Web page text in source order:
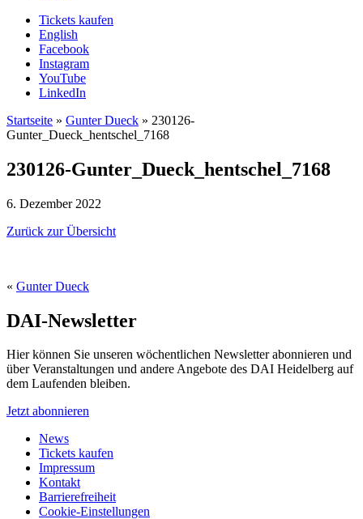
Tickets kaufen
English
Facebook
Instagram
YouTube
LinkedIn
Startseite » Gunter Dueck » 230126-
Gunter_Dueck_hentschel_7168
230126-Gunter_Dueck_hentschel_7168
6. Dezember 2022
Zurück zur Übersicht
« Gunter Dueck
DAI-Newsletter
Hier können Sie unseren wöchentlichen Newsletter abonnieren und
über Veranstaltungen und andere Angebote des DAI Heidelberg auf
dem Laufenden bleiben.
Jetzt abonnieren
News
Tickets kaufen
Impressum
Kontakt
Barrierefreiheit
Cookie-Einstellungen